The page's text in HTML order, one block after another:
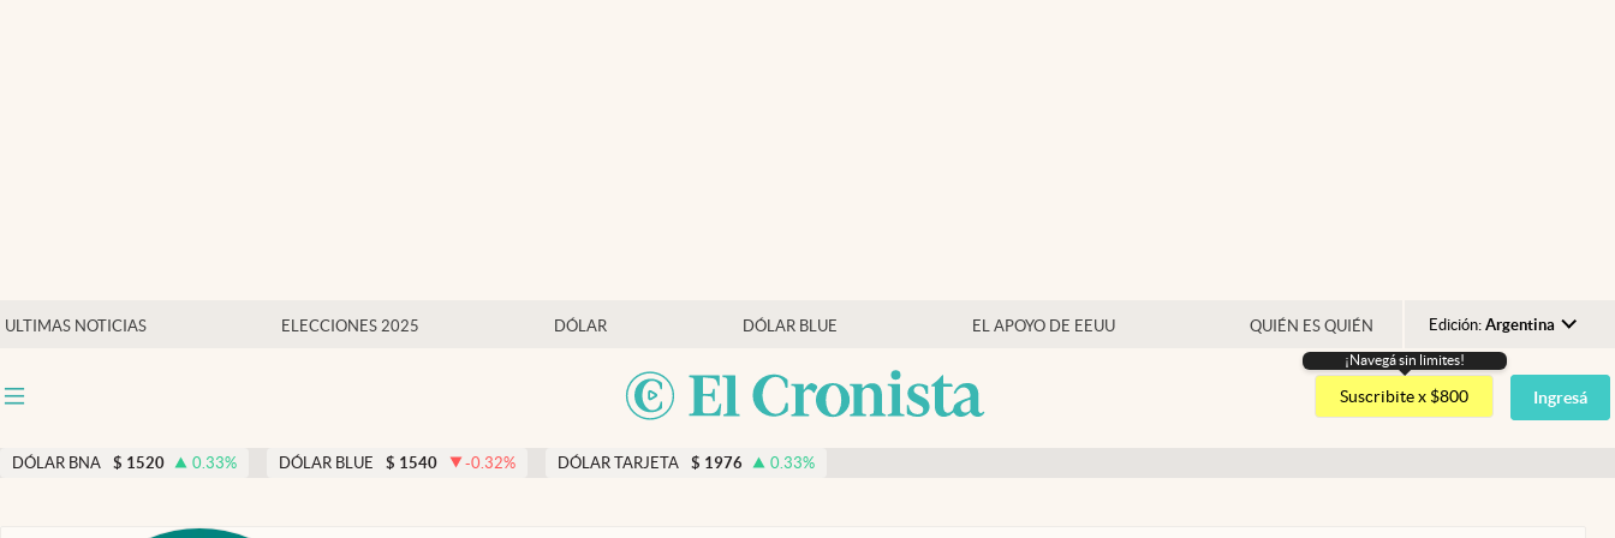
ULTIMAS NOTICIAS ELECCIONES 2025 DÓLAR DÓLAR BLUE EL APOYO DE EEUU QUIÉN ES QUIÉN Edición: Argentina
Argentina
España
Mercados Online
Otras secciones
¡Navegá sin limites!
Suscribite x $800 Ingresá
DÓLAR BNA $ 1520 0.33% DÓLAR BLUE $ 1540 -0.32% DÓLAR TARJETA $ 1976 0.33%